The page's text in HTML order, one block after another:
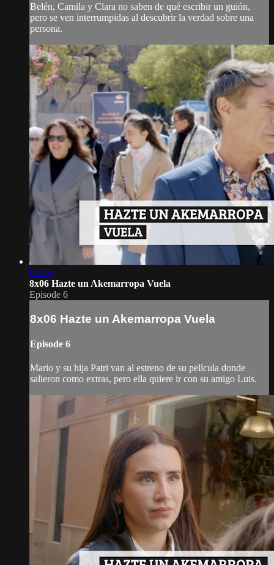
Belén, Camila y Clara no saben de qué escribir un guión,
pero se ven interrumpidas al descubrir la verdad sobre una
persona.
03:56
8x06 Hazte un Akemarropa Vuela
Episode 6
8x06 Hazte un Akemarropa Vuela
Episode 6
Mario y su hija Patri van al estreno de su película donde
salieron como extras, pero ella quiere ir con su amigo Luis.